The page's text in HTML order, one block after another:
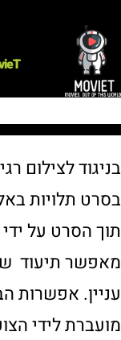
בניגוד לצילום
בסרט תלויות
מאפשר תיעוד
עניין. אפשרות
מועברת לידי